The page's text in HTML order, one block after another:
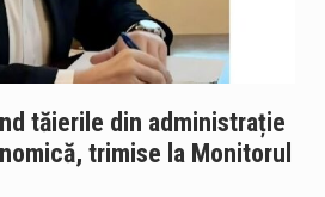
tăierile din administrație
trimise la Monitorul